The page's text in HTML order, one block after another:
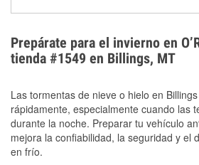
el sobrecalentamiento en
extremo. Aprende cómo
anticongelante en nuestra sección
Prepárate para el invierno en
tienda #1549 en Billings, MT
Las tormentas de nieve o hielo en
rápidamente, especialmente cuando las
durante la noche. Preparar tu vehículo
mejora la confiabilidad, la seguridad y el
en frío.